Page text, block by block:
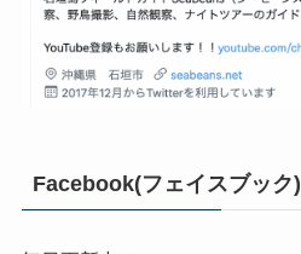
Facebook(フェイスブック)